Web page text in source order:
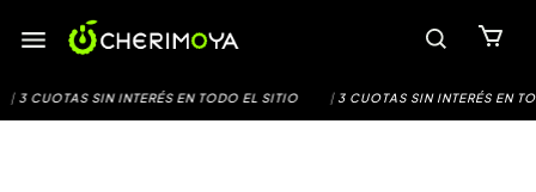
3 CUOTAS SIN INTERÉS EN TODO EL SITIO 3 CUOTAS SIN INTERÉS EN